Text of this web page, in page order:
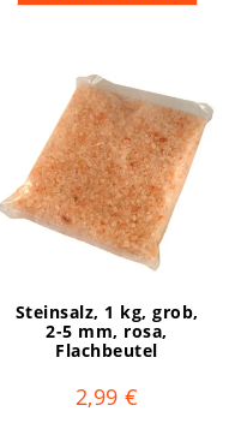
Steinsalz, 1 kg, grob,
2-5 mm, rosa,
Flachbeutel
2,99 €